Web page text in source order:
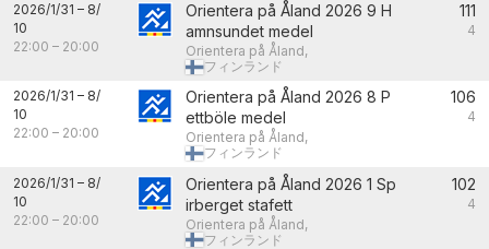
2026/1/31 – 8/
10
22:00 – 20:00
Orientera på Åland 2026 9 H
amnsundet medel
Orientera på Åland,
フィンランド
111
4
2026/1/31 – 8/
10
22:00 – 20:00
Orientera på Åland 2026 8 P
ettböle medel
Orientera på Åland,
フィンランド
106
4
2026/1/31 – 8/
10
22:00 – 20:00
Orientera på Åland 2026 1 Sp
irberget stafett
Orientera på Åland,
フィンランド
102
4